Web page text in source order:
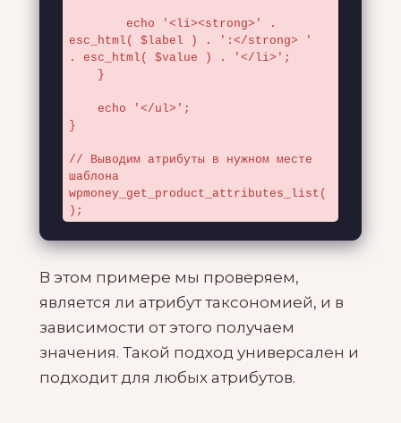
esc_html( $label ) . ':</strong> '
. esc_html( $value ) . '</li>';
}
// Выводим атрибуты в нужном месте
шаблона
wpmoney_get_product_attributes_list(
);
В этом примере мы проверяем,
является ли атрибут таксономией, и в
зависимости от этого получаем
значения. Такой подход универсален и
подходит для любых атрибутов.